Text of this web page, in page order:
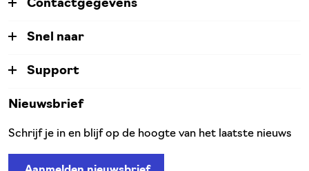
Contactgegevens
Snel naar
Support
Nieuwsbrief
Schrijf je in en blijf op de hoogte van het laatste nieuws